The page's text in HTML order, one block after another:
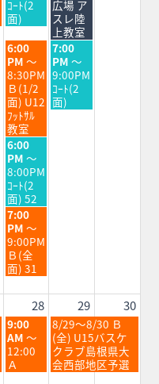
8
月
21st
2026
ｺｰﾄ(2
面)
8
月
22nd
2026
広場 ア
スレ陸
上教室
金
曜
日,
8
月
21st
2026
6:00
PM ～
8:30PM
Ｂ(1/2
面) U12
ﾌｯﾄｻﾙ
教室
土
曜
日,
8
月
22nd
7:00
PM ～
9:00PM
ｺｰﾄ(2
面)
金
曜
日,
8
月
21st
2026
6:00
PM ～
8:00PM
ｺｰﾄ(2
面) 52
金
曜
日,
8
月
21st
2026
7:00
PM ～
9:00PM
Ｂ(全
面) 31
28 29 30
金
曜
日,
8
月
9:00
AM ～
12:00
Ａ
土
曜
日,
8
月
8/29～8/30 Ｂ
(全) U15バスケ
クラブ島根県大
会西部地区予選